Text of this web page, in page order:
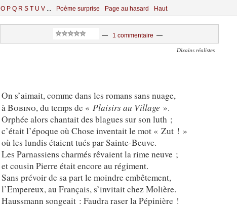
O P Q R S T U V ... Poème surprise Page au hasard Haut
— 1 commentaire —
Dixains réalistes
On s’aimait, comme dans les romans sans nuage,
àBobino, du temps de « Plaisirs au Village ».
Orphée alors chantait des blagues sur son luth ;
c’était l’époque où Chose inventait le mot « Zut ! »
où les lundis étaient tués par Sainte-Beuve.
Les Parnassiens charmés rêvaient la rime neuve ;
et cousin Pierre était encore au régiment.
Sans prévoir de sa part le moindre embêtement,
l’Empereux, au Français, s’invitait chez Molière.
Haussmann songeait : Faudra raser la Pépinière !